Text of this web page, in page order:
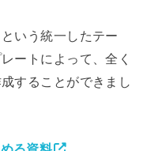
いう統一したテー
ートによって、全く
することができまし